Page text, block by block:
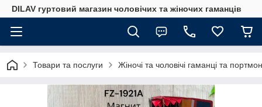
DILAV гуртовий магазин чоловічих та жіночих гаманців
Товари та послуги Жіночі та чоловічі гаманці та